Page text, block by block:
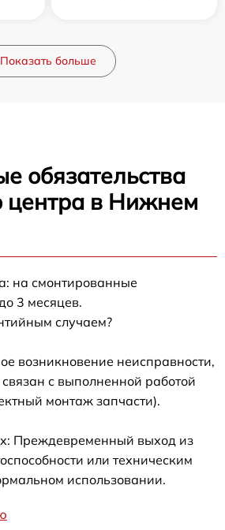
Показать больше
обязательства
центра в Нижнем
на смонтированные
3 месяцев.
случаем?
возникновение неисправности,
с выполненной работой
монтаж запчасти).
Преждевременный выход из
или техническим
использовании.